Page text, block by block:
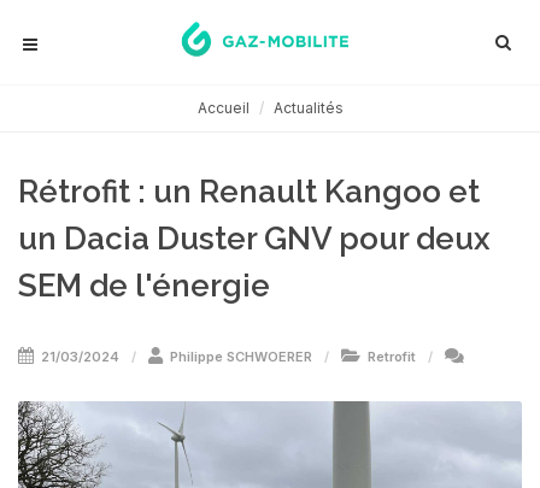
Accueil Actualités
Rétrofit : un Renault Kangoo et
un Dacia Duster GNV pour deux
SEM de l'énergie
21/03/2024 Philippe SCHWOERER Retrofit